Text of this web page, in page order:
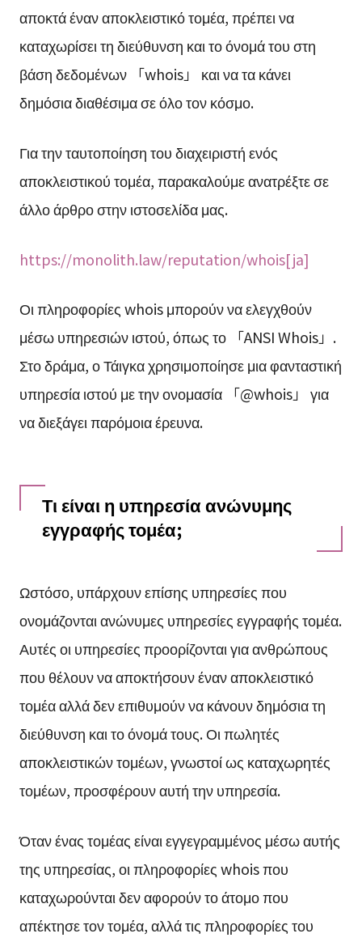
αποκτά έναν αποκλειστικό τομέα, πρέπει να
καταχωρίσει τη διεύθυνση και το όνομά του στη
βάση δεδομένων 「whois」 και να τα κάνει
δημόσια διαθέσιμα σε όλο τον κόσμο.
Για την ταυτοποίηση του διαχειριστή ενός
αποκλειστικού τομέα, παρακαλούμε ανατρέξτε σε
άλλο άρθρο στην ιστοσελίδα μας.
https://monolith.law/reputation/whois[ja]
Οι πληροφορίες whois μπορούν να ελεγχθούν
μέσω υπηρεσιών ιστού, όπως το 「ANSI Whois」.
Στο δράμα, ο Τάιγκα χρησιμοποίησε μια φανταστική
υπηρεσία ιστού με την ονομασία 「@whois」 για
να διεξάγει παρόμοια έρευνα.
Τι είναι η υπηρεσία ανώνυμης
εγγραφής τομέα;
Ωστόσο, υπάρχουν επίσης υπηρεσίες που
ονομάζονται ανώνυμες υπηρεσίες εγγραφής τομέα.
Αυτές οι υπηρεσίες προορίζονται για ανθρώπους
που θέλουν να αποκτήσουν έναν αποκλειστικό
τομέα αλλά δεν επιθυμούν να κάνουν δημόσια τη
διεύθυνση και το όνομά τους. Οι πωλητές
αποκλειστικών τομέων, γνωστοί ως καταχωρητές
τομέων, προσφέρουν αυτή την υπηρεσία.
Όταν ένας τομέας είναι εγγεγραμμένος μέσω αυτής
της υπηρεσίας, οι πληροφορίες whois που
καταχωρούνται δεν αφορούν το άτομο που
απέκτησε τον τομέα, αλλά τις πληροφορίες του